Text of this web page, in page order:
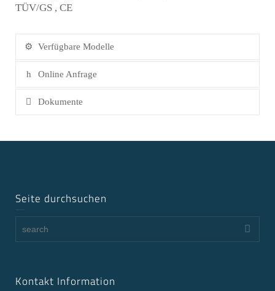
TÜV/GS , CE
Verfügbare Modelle
Online Anfrage
Dokumente
Seite durchsuchen
Kontakt Information